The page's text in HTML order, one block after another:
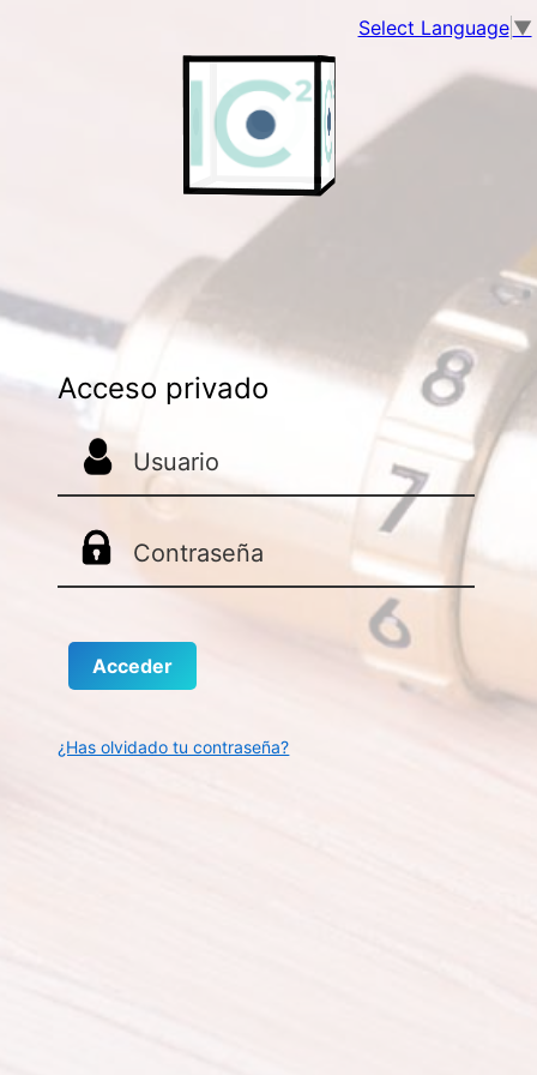
Acceso privado
¿Has olvidado tu contraseña?
Select Language ▼